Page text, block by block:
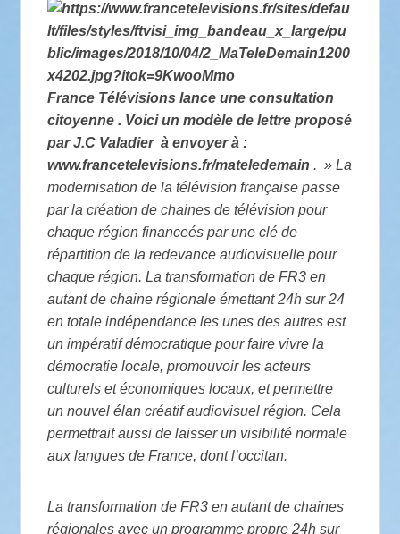
France Télévisions lance une consultation
citoyenne . Voici un modèle de lettre proposé
par J.C Valadier à envoyer à :
www.francetelevisions.fr/mateledemain . » La
modernisation de la télévision française passe
par la création de chaines de télévision pour
chaque région financeés par une clé de
répartition de la redevance audiovisuelle pour
chaque région. La transformation de FR3 en
autant de chaine régionale émettant 24h sur 24
en totale indépendance les unes des autres est
un impératif démocratique pour faire vivre la
démocratie locale, promouvoir les acteurs
culturels et économiques locaux, et permettre
un nouvel élan créatif audiovisuel région. Cela
permettrait aussi de laisser un visibilité normale
aux langues de France, dont l’occitan.
La transformation de FR3 en autant de chaines
régionales avec un programme propre 24h sur